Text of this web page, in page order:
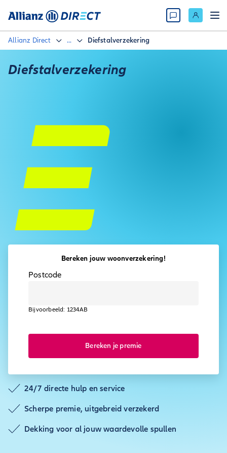
Allianz Direct ... Diefstalverzekering
Diefstalverzekering
24/7 directe hulp en service
Scherpe premie, uitgebreid verzekerd
Dekking voor al jouw waardevolle spullen
Bereken jouw woonverzekering!
Postcode
Bijvoorbeeld: 1234AB
Bereken je premie